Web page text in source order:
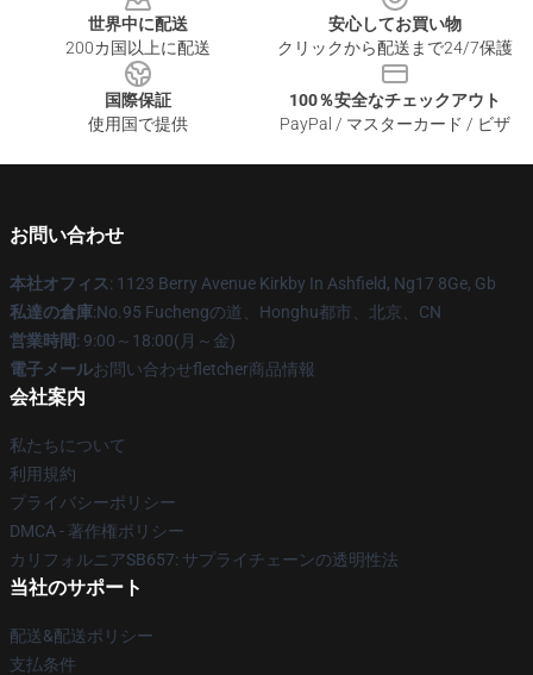
世界中に配送
200カ国以上に配送
安心してお買い物
クリックから配送まで24/7保護
国際保証
使用国で提供
100％安全なチェックアウト
PayPal / マスターカード / ビザ
お問い合わせ
本社オフィス: 1123 Berry Avenue Kirkby In Ashfield, Ng17 8Ge, Gb
私達の倉庫:No.95 Fuchengの道、Honghu都市、北京、CN
営業時間: 9:00～18:00(月～金)
電子メールお問い合わせfletcher商品情報
会社案内
私たちについて
利用規約
プライバシーポリシー
DMCA - 著作権ポリシー
カリフォルニアSB657: サプライチェーンの透明性法
当社のサポート
配送&配送ポリシー
支払条件